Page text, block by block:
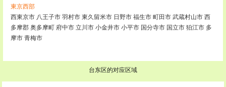
東京西部
西東京市 八王子市 羽村市 東久留米市 日野市 福生市 町田市 武蔵村山市 西
多摩郡 奥多摩町 府中市 立川市 小金井市 小平市 国分寺市 国立市 狛江市 多
摩市 青梅市
台东区的对应区域